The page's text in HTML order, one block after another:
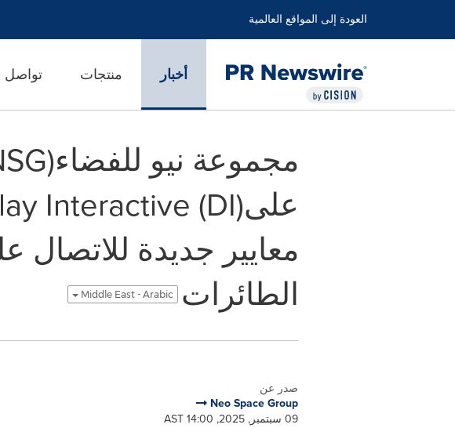
العودة إلى المواقع العالمية
أخبار منتجات تواصل
معايير جديدة للاتصال
الطائرات
Middle East - Arabic
صدر عن
Neo Space Group
09 سبتمبر, 2025, 14:00 AST